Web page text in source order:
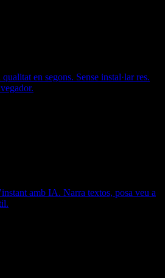
en segons. Sense instal·lar res.
amb IA. Narra textos, posa veu a